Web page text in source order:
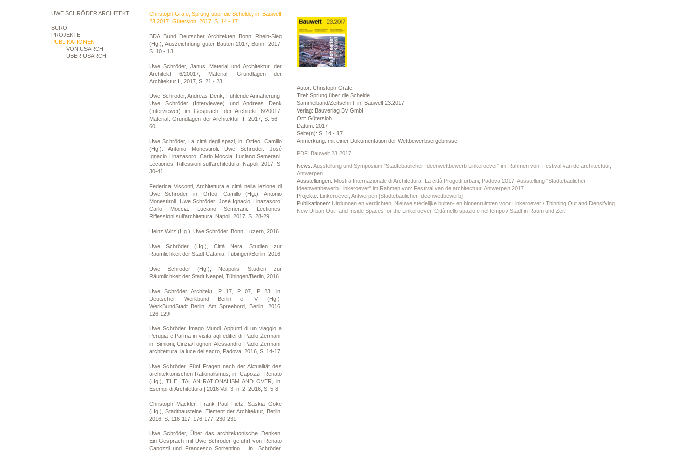
UWE SCHRÖDER ARCHITEKT
BÜRO
PROJEKTE
PUBLIKATIONEN
VON USARCH
ÜBER USARCH
Christoph Grafe, Sprung über die Schelde, in: Bauwelt
23.2017, Gütersloh, 2017, S. 14 - 17
BDA Bund Deutscher Architekten Bonn Rhein-Sieg
(Hg.), Auszeichnung guter Bauten 2017, Bonn, 2017,
S. 10 - 13
Uwe Schröder, Janus. Material und Architektur, der
Architekt 6/20017, Material. Grundlagen der
Architektur II, 2017, S. 21 - 23
Uwe Schröder, Andreas Denk, Fühlende Annäherung.
Uwe Schröder (Interviewee) und Andreas Denk
(Interviewer) im Gespräch, der Architekt 6/20017,
Material. Grundlagen der Architektur II, 2017, S. 56 -
60
Uwe Schröder, La città degli spazi, in: Orfeo, Camillo
(Hg.): Antonio Monestiroli. Uwe Schröder. José
Ignacio Linazasoro. Carlo Moccia. Luciano Semerani.
Lectiones. Riflessioni sull'architettura, Napoli, 2017, S.
30-41
Federica Visconti, Architettura e città nella lezione di
Uwe Schröder, in: Orfeo, Camillo (Hg.): Antonio
Monestiroli. Uwe Schröder. José Ignacio Linazasoro.
Carlo Moccia. Luciano Semerani. Lectiones.
Riflessioni sull'architettura, Napoli, 2017, S. 28-29
Heinz Wirz (Hg.), Uwe Schröder. Bonn, Luzern, 2016
Uwe Schröder (Hg.), Città Nera. Studien zur
Räumlichkeit der Stadt Catania, Tübingen/Berlin, 2016
Uwe Schröder (Hg.), Neapolis. Studien zur
Räumlichkeit der Stadt Neapel, Tübingen/Berlin, 2016
Uwe Schröder Architekt, P 17, P 07, P 23, in:
Deutscher Werkbund Berlin e. V. (Hg.),
WerkBundStadt Berlin. Am Spreebord, Berlin, 2016,
126-129
Uwe Schröder, Imago Mundi. Appunti di un viaggio a
Perugia e Parma in visita agli edifici di Paolo Zermani,
in: Simioni, Cinzia/Tognon, Alessandro: Paolo Zermani.
architettura, la luce del sacro, Padova, 2016, S. 14-17
Uwe Schröder, Fünf Fragen nach der Aktualität des
architektonischen Rationalismus, in: Capozzi, Renato
(Hg.), THE ITALIAN RATIONALISM AND OVER, in:
Esempi di Architettura | 2016 Vol. 3, n. 2, 2016, S. 5-8
Christoph Mäckler, Frank Paul Fietz, Saskia Göke
(Hg.), Stadtbausteine. Element der Architektur, Berlin,
2016, S. 116-117, 176-177, 230-231
Uwe Schröder, Über das architektonische Denken.
Ein Gespräch mit Uwe Schröder geführt von Renato
Capozzi und Francesco Sorrentino, , in: Schröder,
Autor: Christoph Grafe
Titel: Sprung über die Schelde
Sammelband/Zeitschrift: in: Bauwelt 23.2017
Verlag: Bauverlag BV GmbH
Ort: Gütersloh
Datum: 2017
Seite(n): S. 14 - 17
Anmerkung: mit einer Dokumentation der Wettbewerbsergebnisse
PDF_Bauwelt 23.2017
News: Ausstellung und Symposium "Städtebaulicher Ideenwettbewerb Linkeroever" im Rahmen von: Festival van de architectuur,
Antwerpen
Ausstellungen: Mostra Internazionale di Architettura, La città Progetti urbani, Padova 2017, Ausstellung "Städtebaulicher
Ideenwettbewerb Linkeroever" im Rahmen von: Festival van de architectuur, Antwerpen 2017
Projekte: Linkeroever, Antwerpen [Städtebaulicher Ideenwettbewerb]
Publikationen: Uitdunnen en verdichten. Nieuwe stedelijke buiten- en binnenruimten voor Linkeroever / Thinning Out and Densifying.
New Urban Out- and Inside Spaces for the Linkeroever, Città nello spazio e nel tempo / Stadt in Raum und Zeit